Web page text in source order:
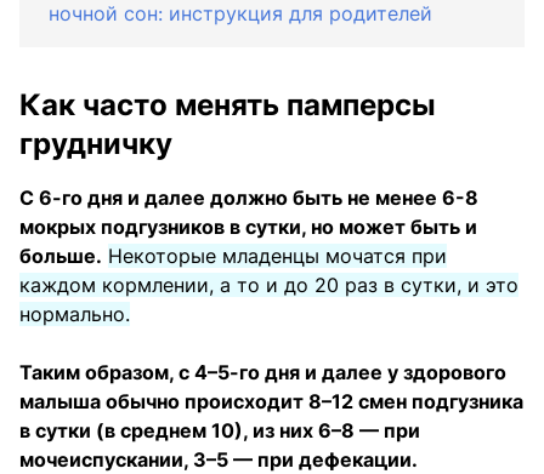
ночной сон: инструкция для родителей
Как часто менять памперсы
грудничку
С 6-го дня и далее должно быть не менее 6-8
мокрых подгузников в сутки, но может быть и
больше. Некоторые младенцы мочатся при
каждом кормлении, а то и до 20 раз в сутки, и это
нормально.
Таким образом, с 4–5-го дня и далее у здорового
малыша обычно происходит 8–12 смен подгузника
в сутки (в среднем 10), из них 6–8 — при
мочеиспускании, 3–5 — при дефекации.